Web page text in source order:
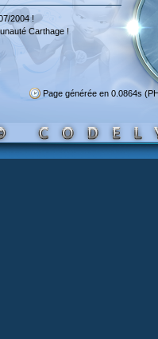
2004 !
Carthage !
Page générée en 0.0864s